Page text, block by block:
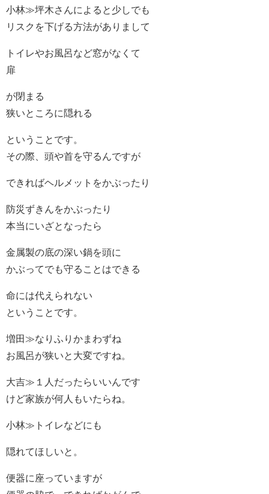
小林≫坪木さんによると少しでも
リスクを下げる方法がありまして
トイレやお風呂など窓がなくて
扉
が閉まる
狭いところに隠れる
ということです。
その際、頭や首を守るんですが
できればヘルメットをかぶったり
防災ずきんをかぶったり
本当にいざとなったら
金属製の底の深い鍋を頭に
かぶってでも守ることはできる
命には代えられない
ということです。
増田≫なりふりかまわずね
お風呂が狭いと大変ですね。
大吉≫１人だったらいいんです
けど家族が何人もいたらね。
小林≫トイレなどにも
隠れてほしいと。
便器に座っていますが